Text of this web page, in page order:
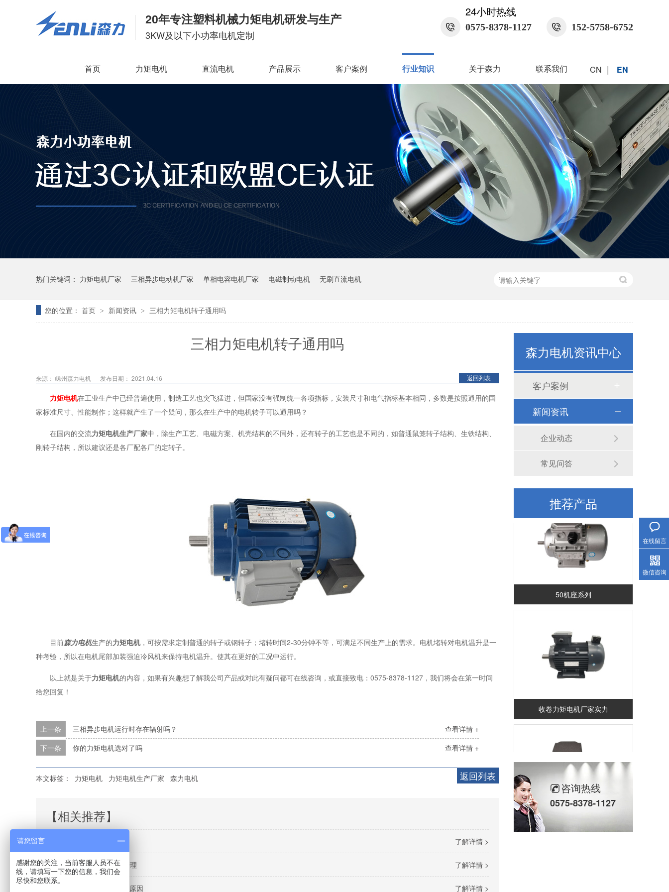
20年专注塑料机械力矩电机研发与生产
3KW及以下小功率电机定制
24小时热线
0575-8378-1127 152-5758-6752
首页 力矩电机 直流电机 产品展示 客户案例 行业知识 关于森力 联系我们 CN | EN
热门关键词： 力矩电机厂家 三相异步电动机厂家 单相电容电机厂家 电磁制动电机 无刷直流电机
您的位置： 首页 > 新闻资讯 > 三相力矩电机转子通用吗
三相力矩电机转子通用吗
返回列表
来源： 嵊州森力电机 发布日期： 2021.04.16
力矩电机在工业生产中已经普遍使用，制造工艺也突飞猛进，但国家没有强制统一各项指标，安装尺寸和电气指标基本相同，多数是按照通用的国
家标准尺寸、性能制作；这样就产生了一个疑问，那么在生产中的电机转子可以通用吗？
在国内的交流力矩电机生产厂家中，除生产工艺、电磁方案、机壳结构的不同外，还有转子的工艺也是不同的，如普通鼠笼转子结构、生铁结构、
刚转子结构，所以建议还是各厂配各厂的定转子。
目前森力电机生产的力矩电机，可按需求定制普通的转子或钢转子；堵转时间2-30分钟不等，可满足不同生产上的需求。电机堵转对电机温升是一
种考验，所以在电机尾部加装强迫冷风机来保持电机温升。使其在更好的工况中运行。
以上就是关于力矩电机的内容，如果有兴趣想了解我公司产品或对此有疑问都可在线咨询，或直接致电：0575-8378-1127，我们将会在第一时间
给您回复！
查看详情 +
上一条
三相异步电机运行时存在辐射吗？
查看详情 +
下一条 你的力矩电机选对了吗
返回列表
本文标签： 力矩电机 力矩电机生产厂家 森力电机
【相关推荐】
了解详情 >
了解详情 >
力矩电机厂家实拍5s制度管理
了解详情 >
力矩电机厂家分析电机断轴原因
森力电机资讯中心
客户案例
新闻资讯
企业动态
常见问答
推荐产品
80机座系列
50机座系列
收卷力矩电机厂家实力
56机座系列
咨询热线
0575-8378-1127
在线留言
微信咨询
请您留言
感谢您的关注，当前客服人员不在
线，请填写一下您的信息，我们会
尽快和您联系。